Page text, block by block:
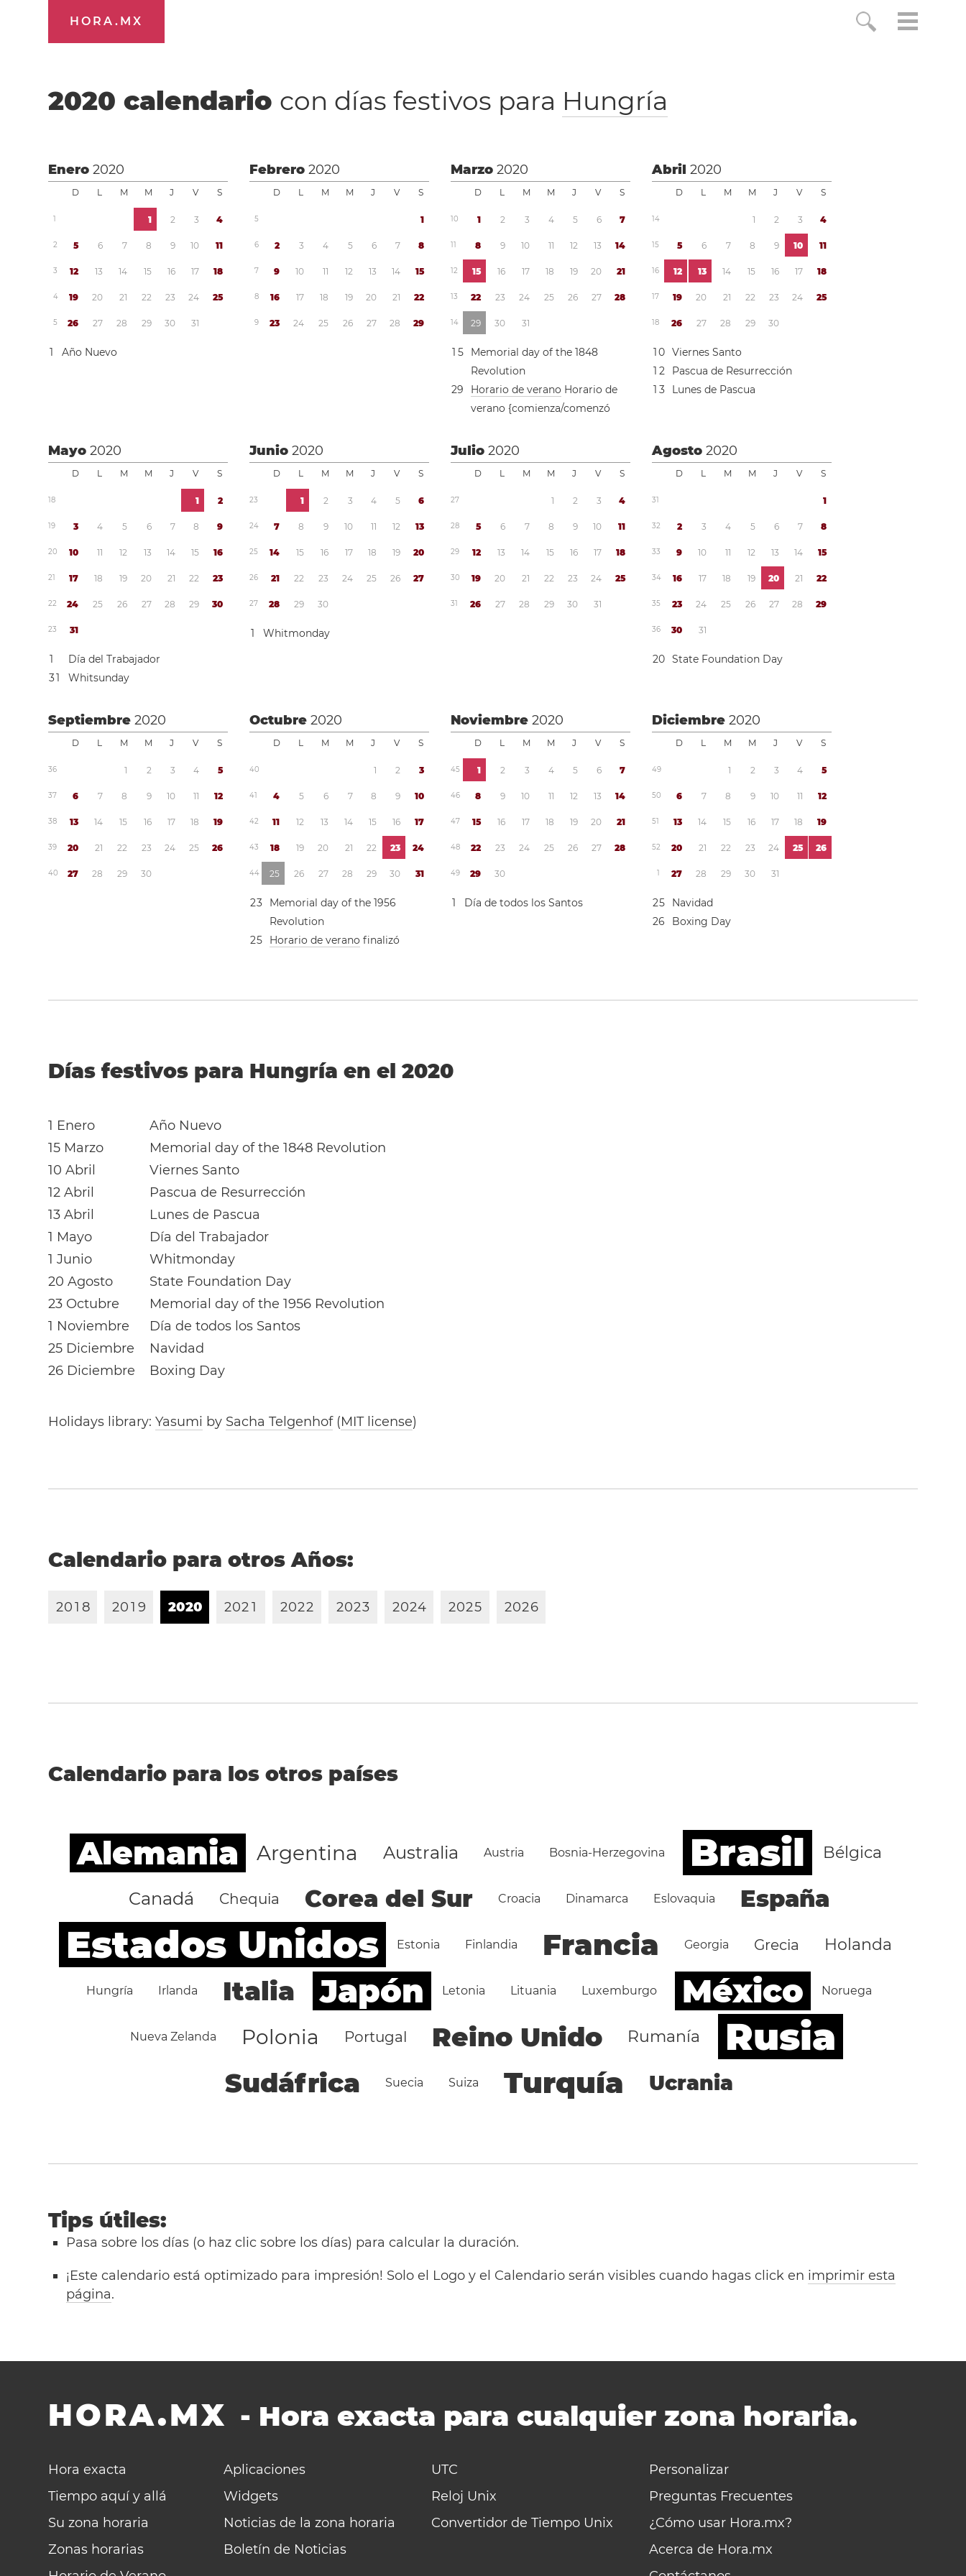
HORA.MX
2020 calendario con días festivos para Hungría
Enero2020
D L M M J V S
1 1 2 3 4
2 5 6 7 8 9 10 11
3 12 13 14 15 16 17 18
4 19 20 21 22 23 24 25
5 26 27 28 29 30 31
1 Año Nuevo
Febrero2020
D L M M J V S
5 1
6 2 3 4 5 6 7 8
7 9 10 11 12 13 14 15
8 16 17 18 19 20 21 22
9 23 24 25 26 27 28 29
Marzo2020
D L M M J V S
10 1 2 3 4 5 6 7
11 8 9 10 11 12 13 14
12 15 16 17 18 19 20 21
13 22 23 24 25 26 27 28
14 29 30 31
1 5
Memorial day of the 1848
Revolution
29 Horario de verano Horario de
verano {comienza/comenzó
Abril2020
D L M M J V S
14 1 2 3 4
15 5 6 7 8 9 10 11
16 12 13 14 15 16 17 18
17 19 20 21 22 23 24 25
18 26 27 28 29 30
10 Viernes Santo
1 2
Pascua de Resurrección
1 3 Lunes de Pascua
Mayo2020
D L M M J V S
18 1 2
19 3 4 5 6 7 8 9
20 10 11 12 13 14 15 16
21 17 18 19 20 21 22 23
22 24 25 26 27 28 29 30
23 31
1
Día del Trabajador
31 Whitsunday
Junio2020
D L M M J V S
23 1 2 3 4 5 6
24 7 8 9 10 11 12 13
25 14 15 16 17 18 19 20
26 21 22 23 24 25 26 27
27 28 29 30
1 Whitmonday
Julio2020
D L M M J V S
27 1 2 3 4
28 5 6 7 8 9 10 11
29 12 13 14 15 16 17 18
30 19 20 21 22 23 24 25
31 26 27 28 29 30 31
Agosto2020
D L M M J V S
31 1
32 2 3 4 5 6 7 8
33 9 10 11 12 13 14 15
34 16 17 18 19 20 21 22
35 23 24 25 26 27 28 29
36 30 31
20 State Foundation Day
Septiembre2020
D L M M J V S
36 1 2 3 4 5
37 6 7 8 9 10 11 12
38 13 14 15 16 17 18 19
39 20 21 22 23 24 25 26
40 27 28 29 30
Octubre2020
D L M M J V S
40 1 2 3
41 4 5 6 7 8 9 10
42 11 12 13 14 15 16 17
43 18 19 20 21 22 23 24
44 25 26 27 28 29 30 31
23
Memorial day of the 1956
Revolution
25 Horario de verano finalizó
Noviembre2020
D L M M J V S
45 1 2 3 4 5 6 7
46 8 9 10 11 12 13 14
47 15 16 17 18 19 20 21
48 22 23 24 25 26 27 28
49 29 30
1 Día de todos los Santos
Diciembre2020
D L M M J V S
49 1 2 3 4 5
50 6 7 8 9 10 11 12
51 13 14 15 16 17 18 19
52 20 21 22 23 24 25 26
1 27 28 29 30 31
25
Navidad
26 Boxing Day
Días festivos para Hungría en el 2020
1 Enero
Año Nuevo
15 Marzo
Memorial day of the 1848 Revolution
10 Abril
Viernes Santo
12 Abril
Pascua de Resurrección
13 Abril
Lunes de Pascua
1 Mayo
Día del Trabajador
1 Junio
Whitmonday
20 Agosto
State Foundation Day
23 Octubre
Memorial day of the 1956 Revolution
1 Noviembre
Día de todos los Santos
25 Diciembre
Navidad
26 Diciembre
Boxing Day
Holidays library:Yasumi by Sacha Telgenhof(MIT license)
Calendario para otros Años:
201 8 201 9 2020 2021 2022 2023 2024 2025 2026
Calendario para los otros países
Alemania Argentina Australia Austria Bosnia-Herzegovina Brasil Bélgica
Canadá Chequia Corea del Sur Croacia Dinamarca Eslovaquia España
Estados Unidos Estonia Finlandia Francia Georgia Grecia Holanda
Hungría Irlanda Italia Japón Letonia Lituania Luxemburgo México Noruega
Nueva Zelanda Polonia Portugal Reino Unido Rumanía Rusia
Sudáfrica Suecia Suiza Turquía Ucrania
Tips útiles:
Pasa sobre los días (o haz clic sobre los días) para calcular la duración.
¡Este calendario está optimizado para impresión! Solo el Logo y el Calendario serán visibles cuando hagas click en imprimir esta
página.
HORA.MX - Hora exacta para cualquier zona horaria.
Hora exacta
Tiempo aquí y allá
Su zona horaria
Zonas horarias
Aplicaciones
Widgets
Noticias de la zona horaria
Boletín de Noticias
UTC
Reloj Unix
Convertidor de Tiempo Unix
Personalizar
Preguntas Frecuentes
¿Cómo usar Hora.mx?
Acerca de Hora.mx